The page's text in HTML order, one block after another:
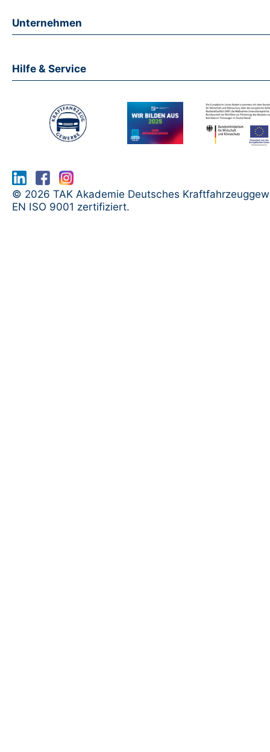
Unternehmen
Hilfe & Service
© 2026 TAK Akademie Deutsches
EN ISO 9001 zertifiziert.